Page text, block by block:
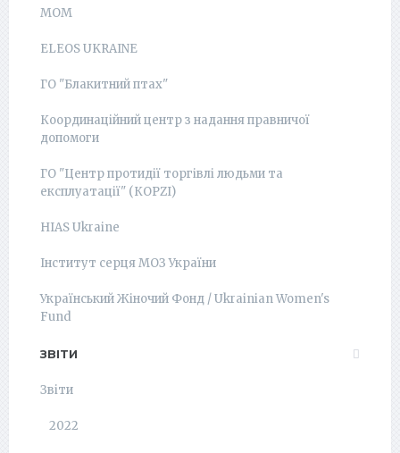
МОМ
ELEOS UKRAINE
ГО "Блакитний птах"
Координаційний центр з надання правничої
допомоги
ГО "Центр протидії торгівлі людьми та
експлуатації" (КОРZI)
HIAS Ukraine
Інститут серця МОЗ України
Український Жіночий Фонд / Ukrainian Women's
Fund
ЗВІТИ
Звіти
2022